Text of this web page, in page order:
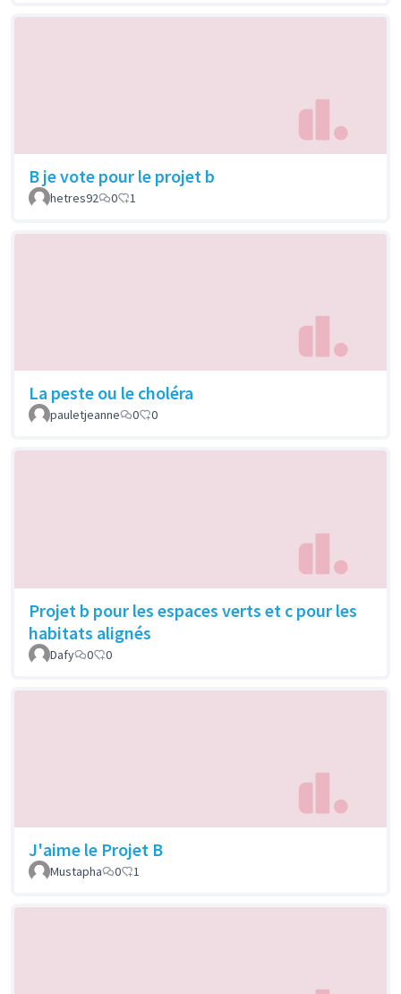
B je vote pour le projet b
hetres92 0 1
La peste ou le choléra
pauletjeanne 0 0
Projet b pour les espaces verts et c pour les
habitats alignés
Dafy 0 0
J'aime le Projet B
Mustapha 0 1